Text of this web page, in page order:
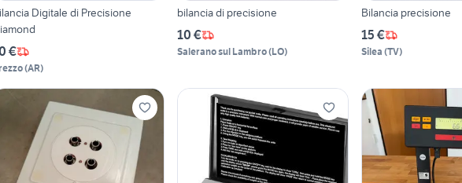
Digitale di Precisione
€
(AR)
bilancia di precisione
10 €
Salerano sul Lambro(LO)
Bilancia precisione
15 €
Silea (TV)